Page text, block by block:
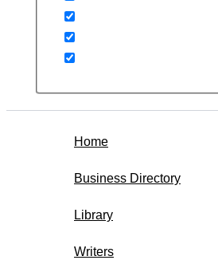
Home
Business Directory
Library
Writers